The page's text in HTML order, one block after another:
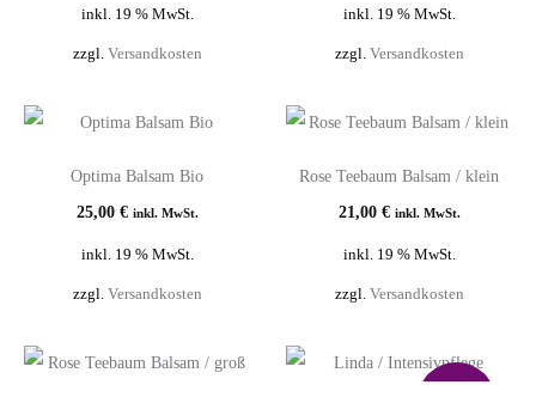
inkl. 19 % MwSt.
zzgl. Versandkosten
inkl. 19 % MwSt.
zzgl. Versandkosten
Optima Balsam Bio
25,00 € inkl. MwSt.
inkl. 19 % MwSt.
zzgl. Versandkosten
Rose Teebaum Balsam / klein
21,00 € inkl. MwSt.
inkl. 19 % MwSt.
zzgl. Versandkosten